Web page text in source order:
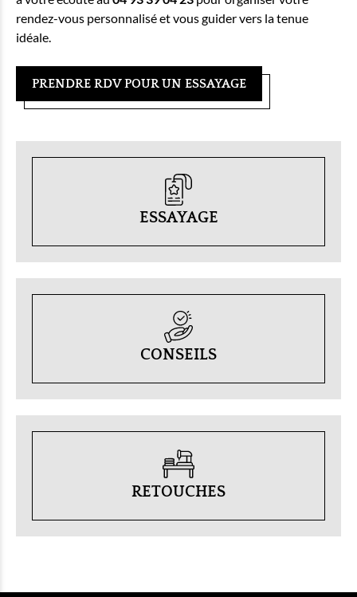
rendez-vous personnalisé et vous guider vers la tenue
idéale.
PRENDRE RDV POUR UN ESSAYAGE
ESSAYAGE
CONSEILS
RETOUCHES